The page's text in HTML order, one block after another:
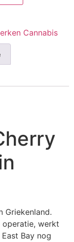
Cannabis
Griekenland.
operatie, werkt
Bay nog